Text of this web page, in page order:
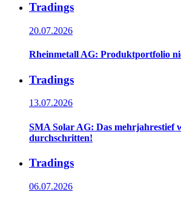
Tradings
20.07.2026
Rheinmetall AG: Produktportfolio
Tradings
13.07.2026
SMA Solar AG: Das mehrjahrestief
durchschritten!
Tradings
06.07.2026